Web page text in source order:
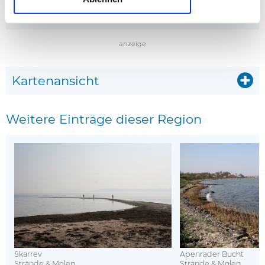
* Affiliate-Links
anzeige
Kartenansicht
Weitere Einträge dieser Region
Skarrev
Apenrader Bucht